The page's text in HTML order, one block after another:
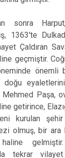
sonra
1363'te
Çaldıran
geçmiştir.
önemli
doğu
Paşa,
getirince,
kurulan
olmuş, bir ara
tekrar